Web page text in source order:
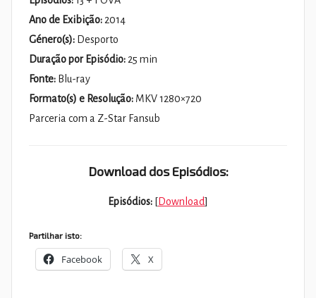
Ano de Exibição: 2014
Género(s): Desporto
Duração por Episódio: 25 min
Fonte: Blu-ray
Formato(s) e Resolução: MKV 1280×720
Parceria com a Z-Star Fansub
Download dos Episódios:
Episódios: [Download]
Partilhar isto:
Facebook X